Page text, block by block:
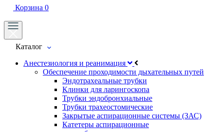
Корзина 0
Каталог
Анестезиология и реанимация
Обеспечение проходимости дыхательных путей
Эндотрахеальные трубки
Клинки для ларингоскопа
Трубки эндобронхиальные
Трубки трахеостомические
Закрытые аспирационные системы (ЗАС)
Катетеры аспирационные